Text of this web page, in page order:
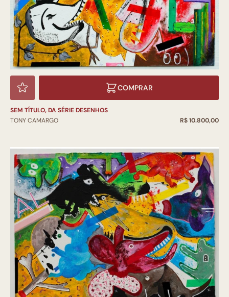
COMPRAR
SEM TÍTULO, DA SÉRIE DESENHOS
TONY CAMARGO
R$ 10.800,00